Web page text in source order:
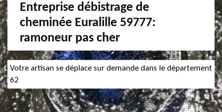
Entreprise débistrage de
cheminée Euralille 59777:
ramoneur pas cher
Votre artisan se déplace sur demande dans le département
62